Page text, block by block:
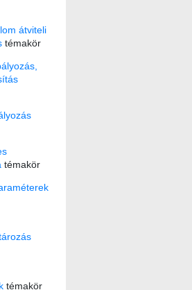
átviteli
témakör
témakör
témakör